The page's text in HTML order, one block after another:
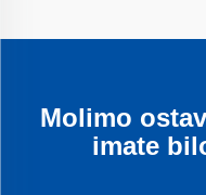
Molimo
imate